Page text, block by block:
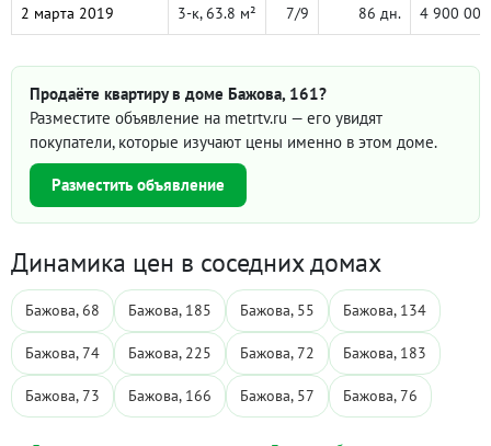
2 марта 2019 3-к, 63.8 м² 7/9 86 дн. 4 900 000
Продаёте квартиру в доме Бажова, 161?
Разместите объявление на metrtv.ru — его увидят
покупатели, которые изучают цены именно в этом доме.
Разместить объявление
Динамика цен в соседних домах
Бажова, 68 Бажова, 185 Бажова, 55 Бажова, 134
Бажова, 74 Бажова, 225 Бажова, 72 Бажова, 183
Бажова, 73 Бажова, 166 Бажова, 57 Бажова, 76